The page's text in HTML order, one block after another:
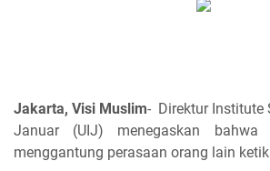
Jakarta, Visi Muslim- Direktur Institute
Januar (UIJ) menegaskan bahwa
menggantung perasaan orang lain